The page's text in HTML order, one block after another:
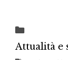
Attualità e